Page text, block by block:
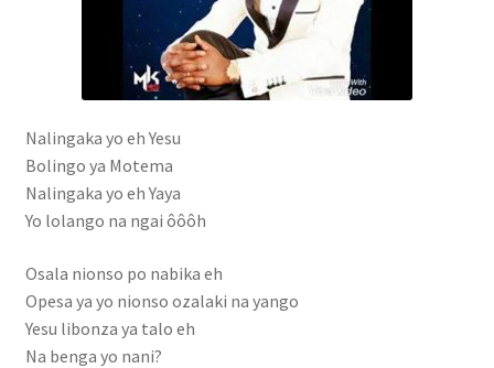
demande de pub
Facturation de séjour
formulaire des stagiaires
FORUM
Forum
Nalingaka yo eh Yesu
Bolingo ya Motema
Nalingaka yo eh Yaya
Yo lolango na ngai ôôôh
Osala nionso po nabika eh
Opesa ya yo nionso ozalaki na yango
Yesu libonza ya talo eh
Na benga yo nani?